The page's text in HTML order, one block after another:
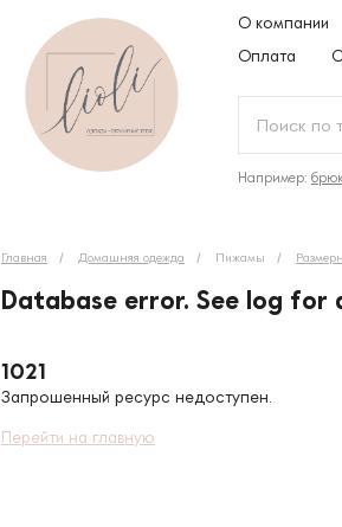
О компании
Оплата
Например:
Главная Домашняя одежда Пижамы
Database error. See log for
1021
Запрошенный ресурс недоступен.
Перейти на главную